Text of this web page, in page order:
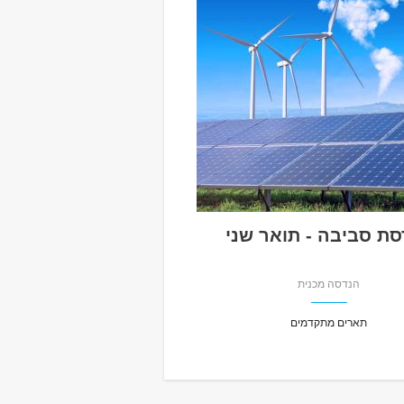
סביבה - תואר שני
הנדסה מכנית
תארים מתקדמים